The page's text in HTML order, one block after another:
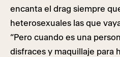
encanta el drag siempre
heterosexuales las que
“Pero cuando es una
disfraces y maquillaje para